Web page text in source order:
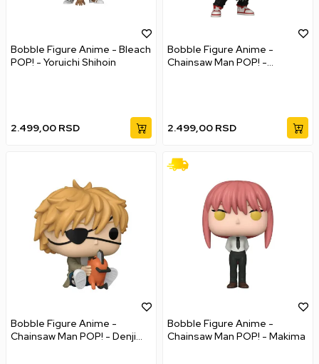
Bobble Figure Anime - Bleach
POP! - Yoruichi Shihoin
2.499,00 RSD
Bobble Figure Anime -
Chainsaw Man POP! -
2.499,00 RSD
Bobble Figure Anime -
Chainsaw Man POP! - Denji
Bobble Figure Anime -
Chainsaw Man POP! - Makima